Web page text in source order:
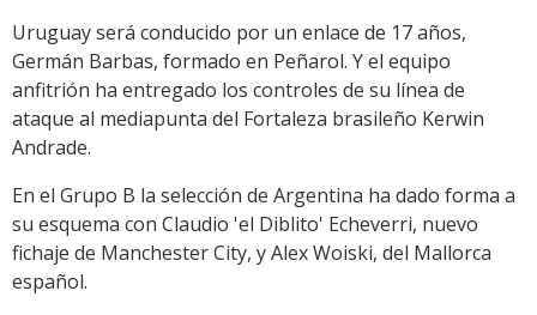
Uruguay será conducido por un enlace de 17 años,
Germán Barbas, formado en Peñarol. Y el equipo
anfitrión ha entregado los controles de su línea de
ataque al mediapunta del Fortaleza brasileño Kerwin
Andrade.
En el Grupo B la selección de Argentina ha dado forma a
su esquema con Claudio 'el Diblito' Echeverri, nuevo
fichaje de Manchester City, y Alex Woiski, del Mallorca
español.